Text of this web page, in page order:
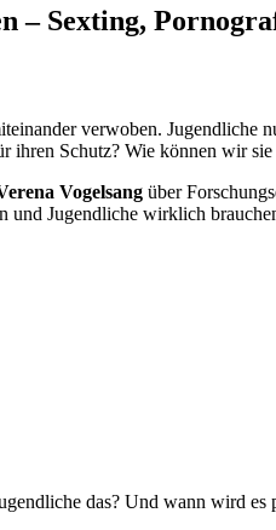
– Sexting,
verwoben.
ihren Schutz? Wie können wir
Vogelsang über
und Jugendliche wirklich
das? Und wann wird es